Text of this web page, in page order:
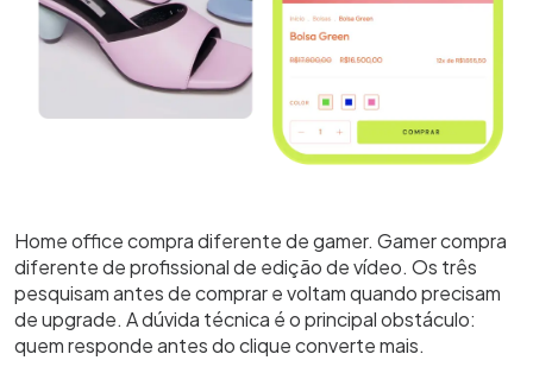
Home office compra diferente de gamer. Gamer compra
diferente de profissional de edição de vídeo. Os três
pesquisam antes de comprar e voltam quando precisam
de upgrade. A dúvida técnica é o principal obstáculo:
quem responde antes do clique converte mais.